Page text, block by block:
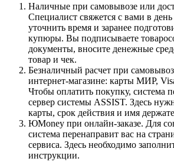
Наличные при самовывозе или
Специалист свяжется с вами в
уточнить время и заранее
купюры. Вы подписываете
документы, вносите денежные
товар и чек.
Безналичный расчет при
интернет-магазине: карты МИР,
Чтобы оплатить покупку, система
сервер системы ASSIST. Здесь
карты, срок действия и имя
ЮMoney при онлайн-заказе. Для
система перенаправит вас на
сервиса. Здесь необходимо
инструкции.